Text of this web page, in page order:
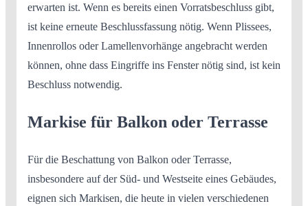
erwarten ist. Wenn es bereits einen Vorratsbeschluss gibt,
ist keine erneute Beschlussfassung nötig. Wenn Plissees,
Innenrollos oder Lamellenvorhänge angebracht werden
können, ohne dass Eingriffe ins Fenster nötig sind, ist kein
Beschluss notwendig.
Markise für Balkon oder Terrasse
Für die Beschattung von Balkon oder Terrasse,
insbesondere auf der Süd- und Westseite eines Gebäudes,
eignen sich Markisen, die heute in vielen verschiedenen